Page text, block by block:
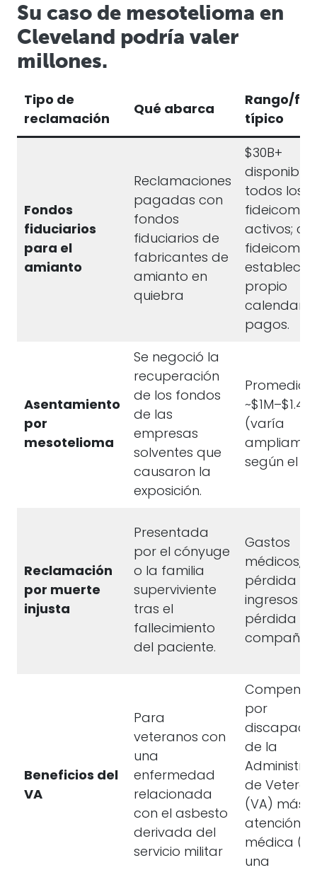
Su caso de mesotelioma en
Cleveland podría valer
millones.
Tipo de
reclamación
Qué abarca
Rango/
típico
Fondos
fiduciarios
para el
amianto
Reclamaciones
pagadas con
fondos
fiduciarios de
fabricantes de
amianto en
quiebra
$30B+
disponible
todos los
activos;
fideicomiso
establece
propio
calendario
pagos.
Asentamiento
por
mesotelioma
Se negoció la
recuperación
de los fondos
de las
empresas
solventes que
causaron la
exposición.
Promedios
~$1M–$1.4M
(varía
según el
Reclamación
por muerte
injusta
Presentada
por el cónyuge
o la familia
superviviente
tras el
fallecimiento
del paciente.
Gastos
médicos,
pérdida de
ingresos y
pérdida de
compañía.
Beneficios del
VA
Para
veteranos con
una
enfermedad
relacionada
con el asbesto
derivada del
servicio militar
por
de la
de
(VA) más
atención
médica
una